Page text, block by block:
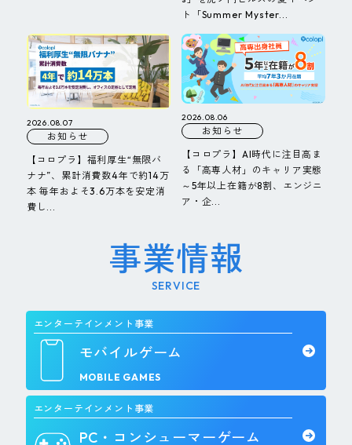
ト「Summer Myster...
2026.08.07
お知らせ
【コロプラ】福利厚生“無限バ
ナナ”、累計消費数4年で約14万
本 毎年およそ3.6万本を安定消
費し...
2026.08.06
お知らせ
【コロプラ】AI時代に注目高ま
る「高専人材」のキャリア実態
～5年以上在籍が8割、エンジニ
ア・企...
事業情報
SERVICE
エンターテインメント事業
モバイルゲーム
MOBILE GAMES
エンターテインメント事業
PC・コンシューマーゲーム